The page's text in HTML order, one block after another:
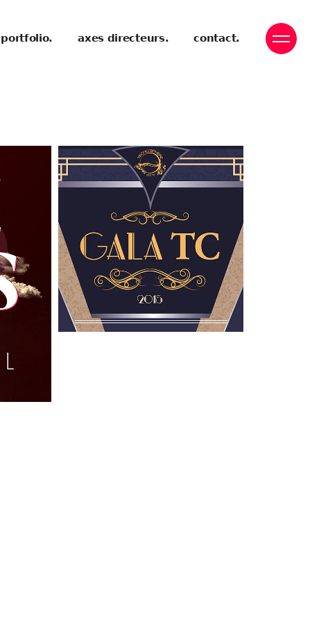
portfolio. axes directeurs. contact.